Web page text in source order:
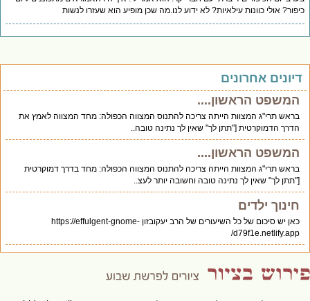
אולי כוונות עילאיות? לא ידוע לנו.מה שכן מופיע הוא שעזרו לנשות
אחרונים
המשפט הראשון....
בראש תרי"ג המצוות הייתה צריכה להתנוס המצווה הכפולה: מחד המצווה לאמץ את
הדרך הדמוקרטית ["תתן לך" שאין לך נתינה טובה..
המשפט הראשון....
בראש תרי"ג המצוות הייתה צריכה להתנוס המצווה הכפולה: מחד בדרך דמוקרטית
["תתן לך" שאין לך נתינה טובה וחשובה יותר לעצ..
חינוך ילדים
כאן יש סיכום של כל השיעורים של הרב יעקובזון https://effulgent-gnome-
d79f1e.netlify.app/